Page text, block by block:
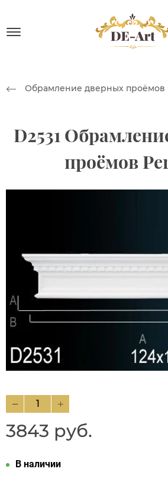
Обрамление дверных проёмов
D2531
проёмов
3843 руб.
В наличии